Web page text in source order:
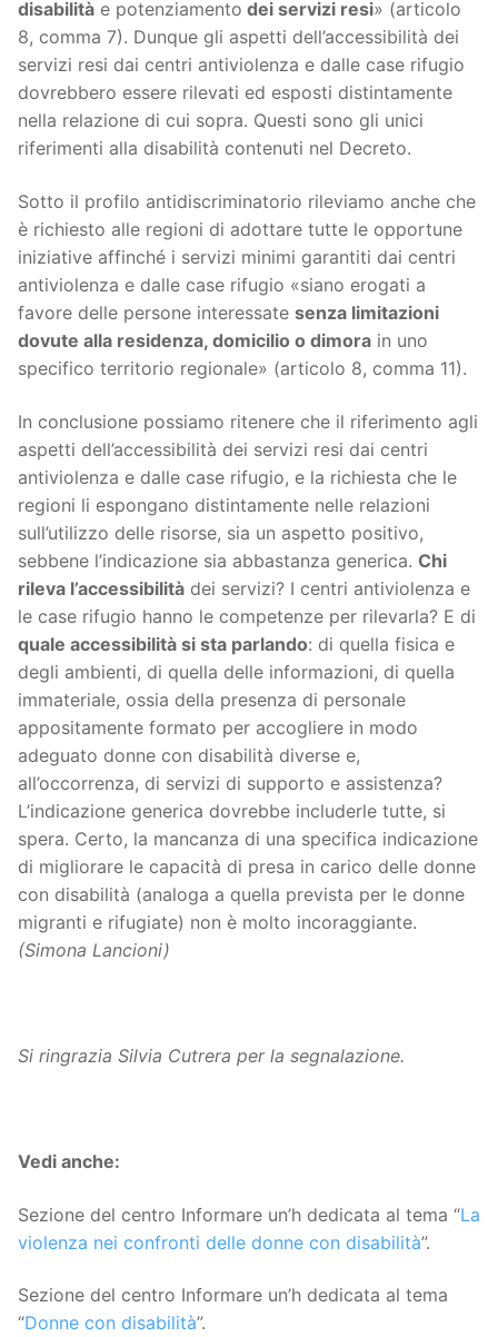
disabilità e potenziamento dei servizi resi» (articolo
8, comma 7). Dunque gli aspetti dell’accessibilità dei
servizi resi dai centri antiviolenza e dalle case rifugio
dovrebbero essere rilevati ed esposti distintamente
nella relazione di cui sopra. Questi sono gli unici
riferimenti alla disabilità contenuti nel Decreto.
Sotto il profilo antidiscriminatorio rileviamo anche che
è richiesto alle regioni di adottare tutte le opportune
iniziative affinché i servizi minimi garantiti dai centri
antiviolenza e dalle case rifugio «siano erogati a
favore delle persone interessate senza limitazioni
dovute alla residenza, domicilio o dimora in uno
specifico territorio regionale» (articolo 8, comma 11).
In conclusione possiamo ritenere che il riferimento agli
aspetti dell’accessibilità dei servizi resi dai centri
antiviolenza e dalle case rifugio, e la richiesta che le
regioni li espongano distintamente nelle relazioni
sull’utilizzo delle risorse, sia un aspetto positivo,
sebbene l’indicazione sia abbastanza generica. Chi
rileva l’accessibilità dei servizi? I centri antiviolenza e
le case rifugio hanno le competenze per rilevarla? E di
quale accessibilità si sta parlando: di quella fisica e
degli ambienti, di quella delle informazioni, di quella
immateriale, ossia della presenza di personale
appositamente formato per accogliere in modo
adeguato donne con disabilità diverse e,
all’occorrenza, di servizi di supporto e assistenza?
L’indicazione generica dovrebbe includerle tutte, si
spera. Certo, la mancanza di una specifica indicazione
di migliorare le capacità di presa in carico delle donne
con disabilità (analoga a quella prevista per le donne
migranti e rifugiate) non è molto incoraggiante.
(Simona Lancioni)
Si ringrazia Silvia Cutrera per la segnalazione.
Vedi anche:
Sezione del centro Informare un’h dedicata al tema “La
violenza nei confronti delle donne con disabilità”.
Sezione del centro Informare un’h dedicata al tema
“Donne con disabilità”.